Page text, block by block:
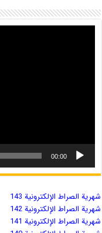
00:00
شهریة الصراط الإلكترونية 143
شهریة الصراط الإلكترونية 142
شهریة الصراط الإلكترونية 141